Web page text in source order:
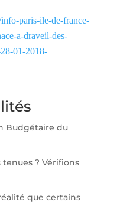
paris-ile-de-france-
a-draveil-des-
01-2018-
Budgétaire du
tenues ? Vérifions
que certains